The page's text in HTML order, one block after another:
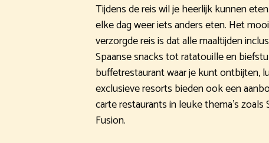
Tijdens de reis wil je heerlijk kunnen
elke dag weer iets anders eten. Het
verzorgde reis is dat alle maaltijden
Spaanse snacks tot ratatouille en
buffetrestaurant waar je kunt ontbijten,
exclusieve resorts bieden ook een
carte restaurants in leuke thema’s
Fusion.